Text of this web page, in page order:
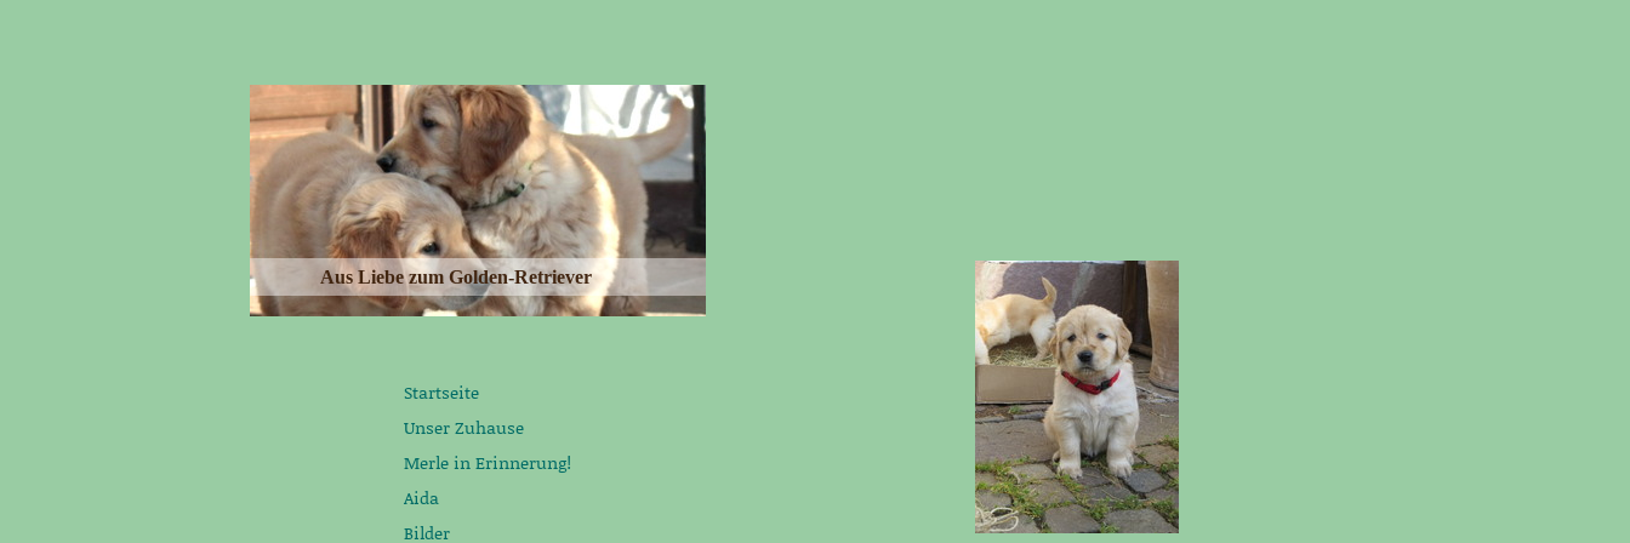
Aus Liebe zum Golden-Retriever
Startseite
Unser Zuhause
Merle in Erinnerung!
Aida
Bilder